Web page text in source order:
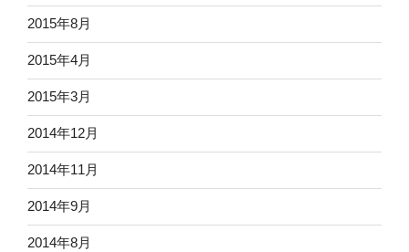
2015年8月
2015年4月
2015年3月
2014年12月
2014年11月
2014年9月
2014年8月